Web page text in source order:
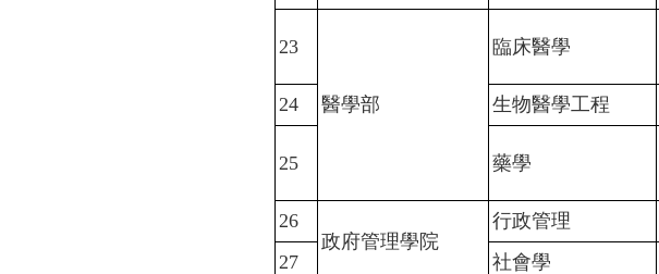
23
醫學部
臨床醫學
24
生物醫學工程
25 藥學
26
政府管理學院
行政管理
27
社會學